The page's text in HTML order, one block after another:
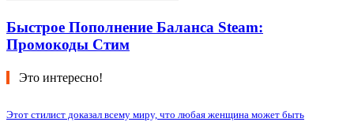
Быстрое Пополнение Баланса Steam:
Промокоды Стим
Это интересно!
Этот стилист доказал всему миру, что любая женщина может быть